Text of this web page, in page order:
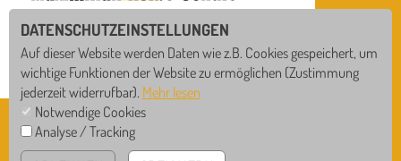
MAXIMILIAN-KOLBE-SCHULE
Bollershofstr.14 • 78628 Rottweil
DATENSCHUTZEINSTELLUNGEN
Auf dieser Website werden Daten wie z.B. Cookies gespeichert, um
wichtige Funktionen der Website zu ermöglichen (Zustimmung
jederzeit widerrufbar). Mehr lesen
Notwendige Cookies
Analyse / Tracking